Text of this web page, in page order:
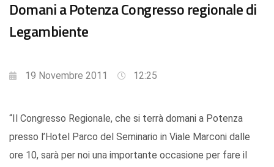
Domani a Potenza Congresso regionale di
Legambiente
19 Novembre 2011 12:25
“Il Congresso Regionale, che si terrà domani a Potenza
presso l’Hotel Parco del Seminario in Viale Marconi dalle
ore 10, sarà per noi una importante occasione per fare il